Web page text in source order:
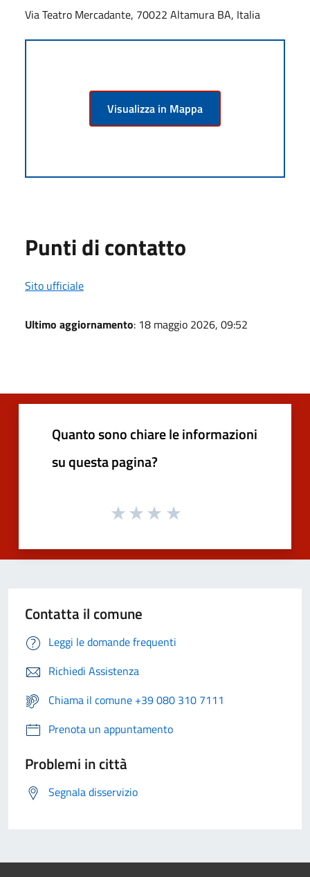
Via Teatro Mercadante, 70022 Altamura BA, Italia
Visualizza in Mappa
Punti di contatto
Sito ufficiale
Ultimo aggiornamento: 18 maggio 2026, 09:52
Quanto sono chiare le informazioni
su questa pagina?
Contatta il comune
Leggi le domande frequenti
Richiedi Assistenza
Chiama il comune +39 080 310 7111
Prenota un appuntamento
Problemi in città
Segnala disservizio